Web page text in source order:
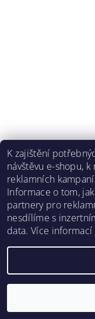
2026 ©
K zajištění
návštěvu e-shopu,
reklamních
Informace o tom,
partnery pro
nesdílíme s
data. Více informací